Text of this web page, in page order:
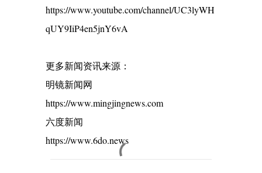
https://www.youtube.com/channel/UC3lyWH
qUY9IiP4en5jnY6vA
更多新闻资讯来源：
明镜新闻网
https://www.mingjingnews.com
六度新闻
https://www.6do.news